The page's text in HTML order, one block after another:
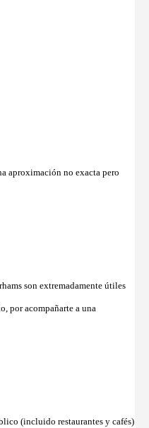
aproximación no exacta pero
son extremadamente útiles
por acompañarte a una
(incluido restaurantes y cafés)